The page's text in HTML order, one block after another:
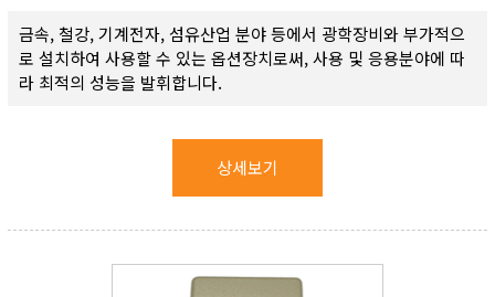
금속, 철강, 기계전자, 섬유산업 분야 등에서 광학장비와 부가적으
로 설치하여 사용할 수 있는 옵션장치로써, 사용 및 응용분야에 따
라 최적의 성능을 발휘합니다.
상세보기